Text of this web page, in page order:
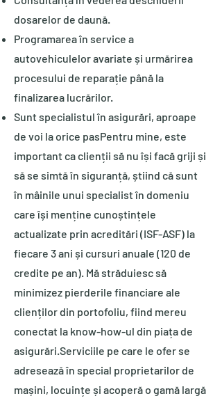
dosarelor de daună.
Programarea în service a
autovehiculelor avariate și urmărirea
procesului de reparație până la
finalizarea lucrărilor.
Sunt specialistul în asigurări, aproape
de voi la orice pasPentru mine, este
important ca clienții să nu își facă griji și
să se simtă în siguranță, știind că sunt
în mâinile unui specialist în domeniu
care își menține cunoștințele
actualizate prin acreditări (ISF-ASF) la
fiecare 3 ani și cursuri anuale (120 de
credite pe an). Mă străduiesc să
minimizez pierderile financiare ale
clienților din portofoliu, fiind mereu
conectat la know-how-ul din piața de
asigurări.Serviciile pe care le ofer se
adresează în special proprietarilor de
mașini, locuințe și acoperă o gamă largă